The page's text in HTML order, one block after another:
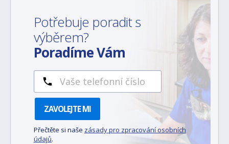
Potřebuje poradit s
výběrem?
Poradíme Vám
ZAVOLEJTE MI
Přečtěte si naše zásady pro zpracování osobních
údajů.